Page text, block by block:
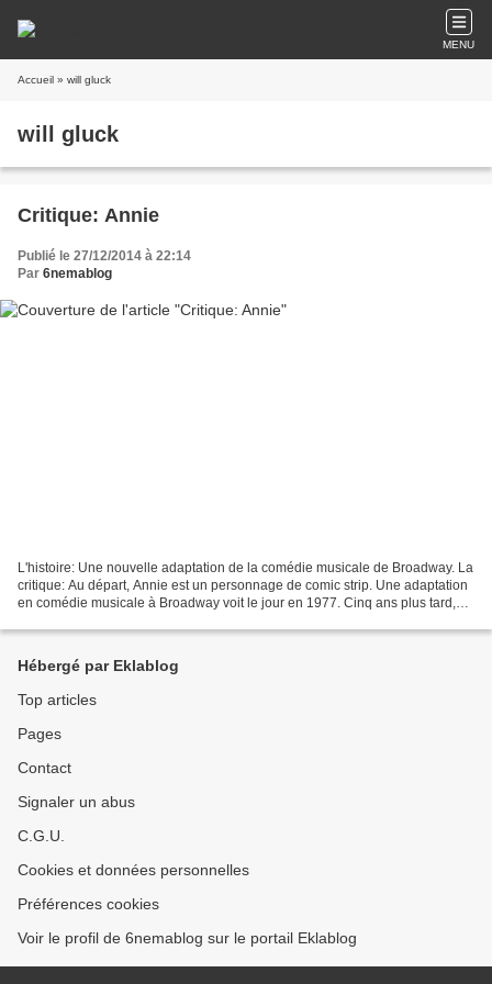
MENU
Accueil » will gluck
will gluck
Critique: Annie
Publié le 27/12/2014 à 22:14
Par 6nemablog
L'histoire: Une nouvelle adaptation de la comédie musicale de Broadway. La
critique: Au départ, Annie est un personnage de comic strip. Une adaptation
en comédie musicale à Broadway voit le jour en 1977. Cinq ans plus tard,
Hébergé par Eklablog
Top articles
Pages
Contact
Signaler un abus
C.G.U.
Cookies et données personnelles
Préférences cookies
Voir le profil de 6nemablog sur le portail Eklablog